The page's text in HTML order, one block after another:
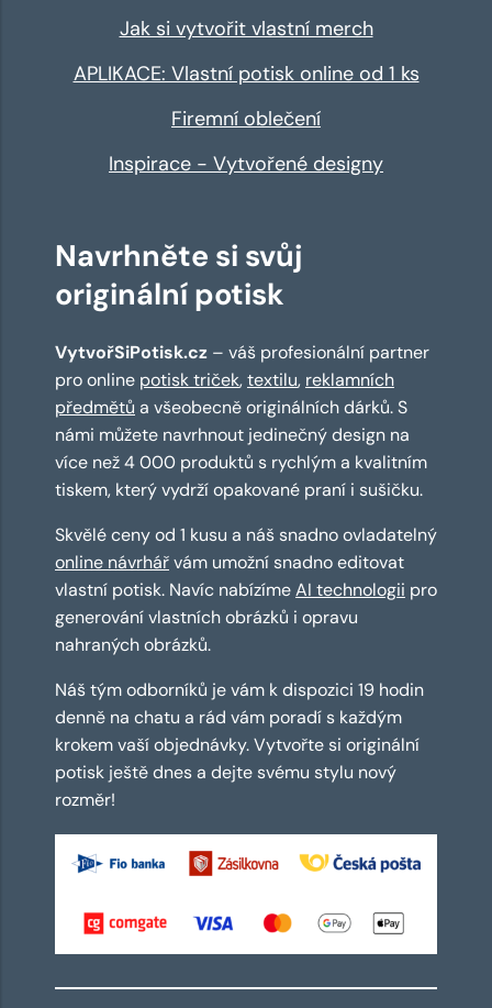
Jak si vytvořit vlastní merch
APLIKACE: Vlastní potisk online od 1 ks
Firemní oblečení
Inspirace - Vytvořené designy
Navrhněte si svůj
originální potisk
VytvořSiPotisk.cz – váš profesionální partner
pro online potisk triček,textilu, reklamních
předmětů a všeobecně originálních dárků. S
námi můžete navrhnout jedinečný design na
více než 4 000 produktů s rychlým a kvalitním
tiskem, který vydrží opakované praní i sušičku.
Skvělé ceny od 1 kusu a náš snadno ovladatelný
online návrhářvám umožní snadno editovat
vlastní potisk. Navíc nabízímeAI technologii pro
generování vlastních obrázků i opravu
nahraných obrázků.
Náš tým odborníků je vám k dispozici 19 hodin
denně na chatu a rád vám poradí s každým
krokem vaší objednávky. Vytvořte si originální
potisk ještě dnes a dejte svému stylu nový
rozměr!